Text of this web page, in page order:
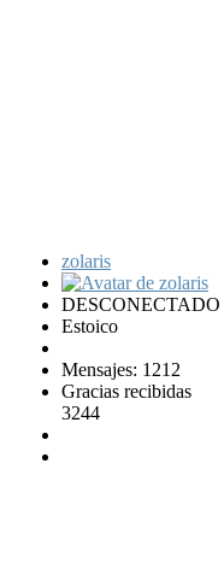
zolaris
DESCONECTADO
Estoico
Mensajes: 1212
Gracias recibidas
3244